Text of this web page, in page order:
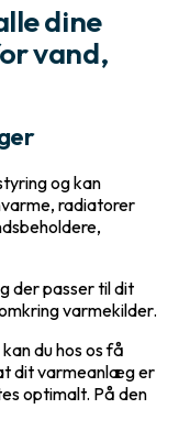
dine
vand,
og kan
radiatorer
der passer til dit
varmekilder.
du hos os få
dit varmeanlæg er
optimalt. På den